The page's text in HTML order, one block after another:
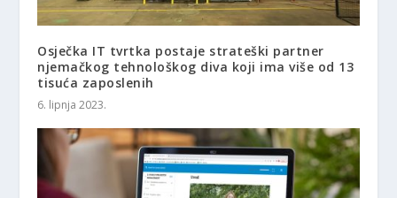
Osječka IT tvrtka postaje strateški partner
njemačkog tehnološkog diva koji ima više od 13
tisuća zaposlenih
6. lipnja 2023.